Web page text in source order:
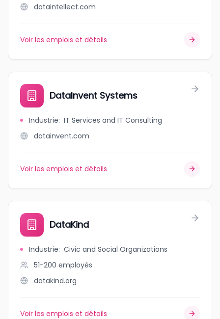
dataintellect.com
Voir les emplois et détails
DataInvent Systems
Industrie: IT Services and IT Consulting
datainvent.com
Voir les emplois et détails
DataKind
Industrie: Civic and Social Organizations
51-200 employés
datakind.org
Voir les emplois et détails